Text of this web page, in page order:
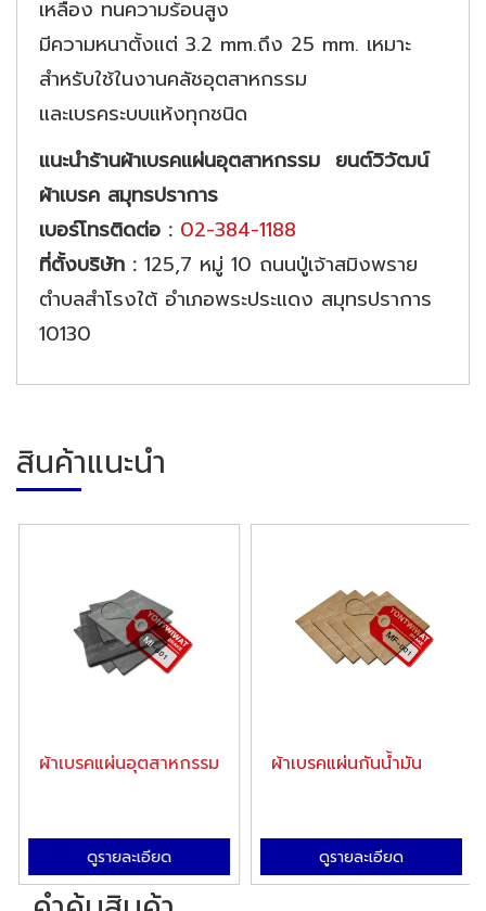
เหลือง ทนความร้อนสูง
มีความหนาตั้งแต่ 3.2 mm.ถึง 25 mm. เหมาะ
สำหรับใช้ในงานคลัชอุตสาหกรรม
และเบรคระบบแห้งทุกชนิด
แนะนำร้านผ้าเบรคแผ่นอุตสาหกรรม ยนต์วิวัฒน์
ผ้าเบรค สมุทรปราการ
เบอร์โทรติดต่อ : 02-384-1188
ที่ตั้งบริษัท : 125,7 หมู่ 10 ถนนปู่เจ้าสมิงพราย
ตำบลสำโรงใต้ อำเภอพระประแดง สมุทรปราการ
10130
สินค้าแนะนำ
ผ้าเบรคแผ่นอุตสาหกรรม
ดูรายละเอียด
ผ้าเบรคแผ่นกันน้ำมัน
ดูรายละเอียด